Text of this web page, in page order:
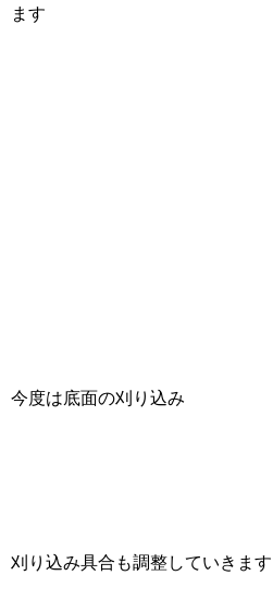
ます
今度は底面の刈り込み
刈り込み具合も調整していきます